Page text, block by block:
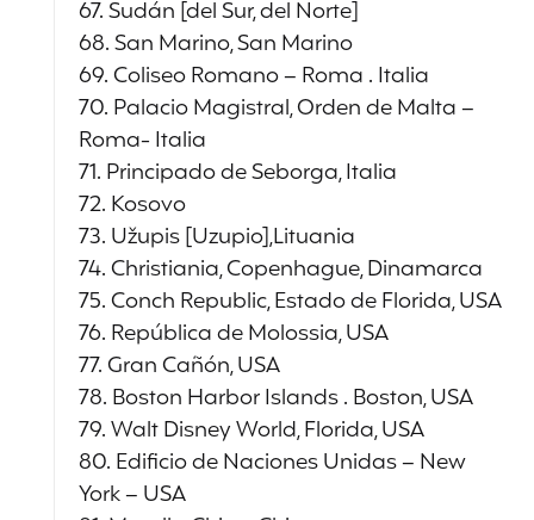
67. Sudán [del Sur, del Norte]
68. San Marino, San Marino
69. Coliseo Romano – Roma . Italia
70. Palacio Magistral, Orden de Malta –
Roma- Italia
71. Principado de Seborga, Italia
72. Kosovo
73. Užupis [Uzupio],Lituania
74. Christiania, Copenhague, Dinamarca
75. Conch Republic, Estado de Florida, USA
76. República de Molossia, USA
77. Gran Cañón, USA
78. Boston Harbor Islands . Boston, USA
79. Walt Disney World, Florida, USA
80. Edificio de Naciones Unidas – New
York – USA